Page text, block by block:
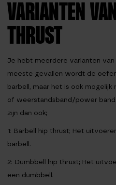
VARIANTEN
THRUST
Je hebt meerdere varianten
meeste gevallen wordt de
barbell, maar het is ook
of weerstandsband/power
zijn dan ook;
1: Barbell hip thrust; Het
barbell.
2: Dumbbell hip thrust; Het
een dumbbell.